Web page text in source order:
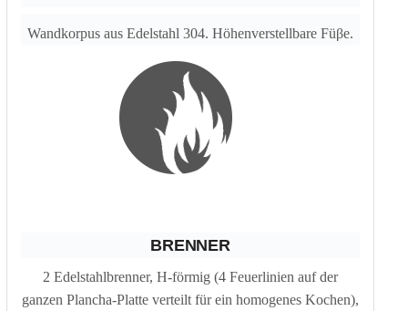
Wandkorpus aus Edelstahl 304. Höhenverstellbare Füβe.
BRENNER
2 Edelstahlbrenner, H-förmig (4 Feuerlinien auf der
ganzen Plancha-Platte verteilt für ein homogenes Kochen),